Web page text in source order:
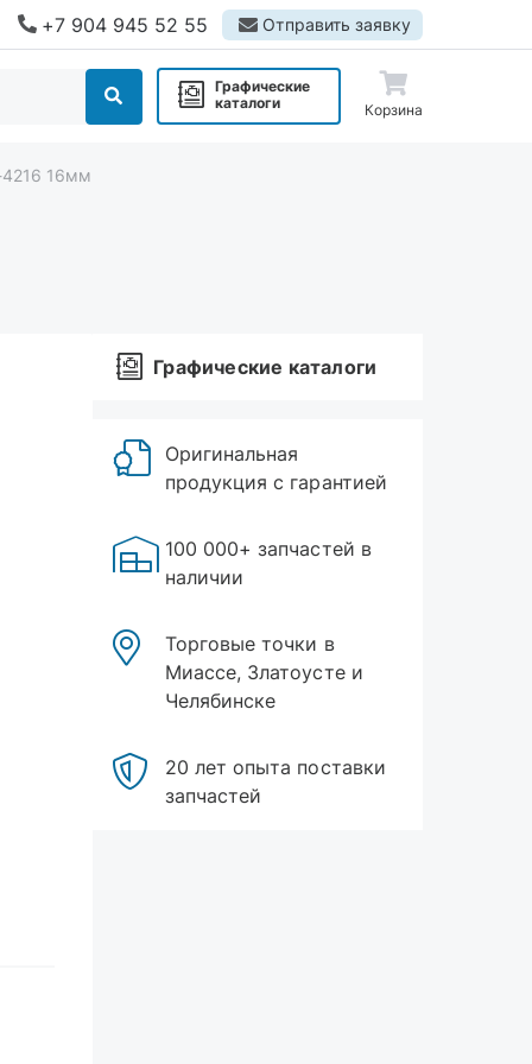
+7 904 945 52 55 Отправить заявку
Графические
каталоги
Корзина
16мм
Графические каталоги
Оригинальная
продукция с гарантией
100 000+ запчастей в
наличии
Торговые точки в
Миассе, Златоусте и
Челябинске
20 лет опыта поставки
запчастей